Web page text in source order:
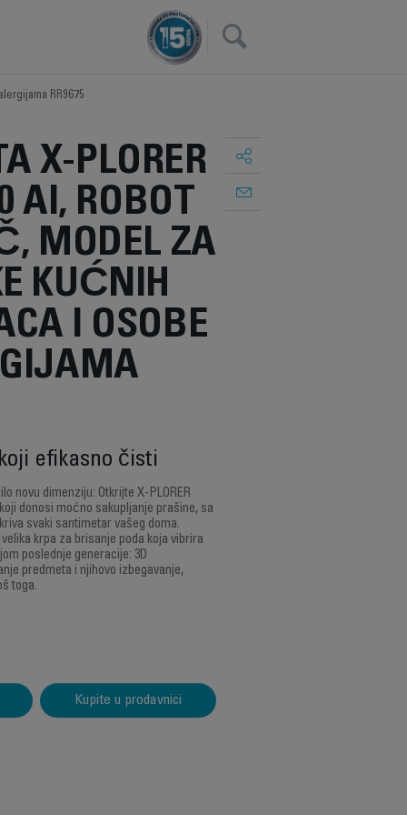
×
RR9675
X-PLORER
AI, ROBOT
MODEL ZA
KUĆNIH
I OSOBE
efikasno čisti
novu dimenziju: Otkrijte X-PLORER
donosi moćno sakupljanje prašine, sa
svaki santimetar vašeg doma.
krpa za brisanje poda koja vibrira
poslednje generacije: 3D
predmeta i njihovo izbegavanje,
toga.
Kupite u prodavnici